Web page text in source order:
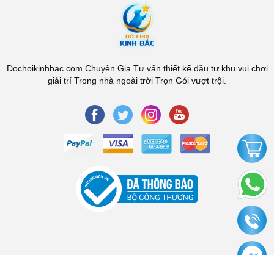
Dochoikinhbac.com Chuyên Gia Tư vấn thiết kế đầu tư khu vui chơi
giải trí Trong nhà ngoài trời Trọn Gói vượt trội.